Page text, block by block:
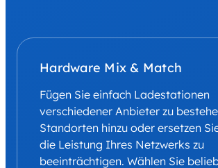
Hardware Mix & Match
Fügen Sie einfach Ladestationen
verschiedener Anbieter zu
Standorten hinzu oder ersetzen
die Leistung Ihres Netzwerks zu
beeinträchtigen. Wählen Sie